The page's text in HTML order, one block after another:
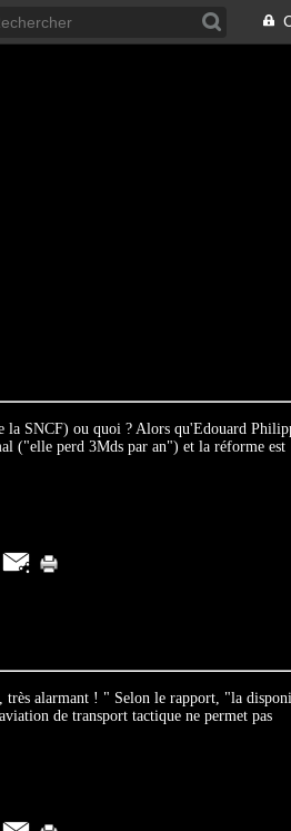
SNCF) ou quoi ? Alors qu'Edouard
("elle perd 3Mds par an") et la réforme est
très alarmant ! " Selon le rapport, "la
de transport tactique ne permet pas